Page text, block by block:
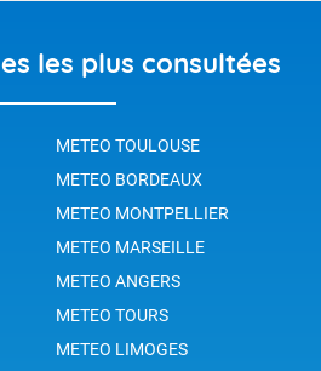
les plus consultées
METEO TOULOUSE
METEO BORDEAUX
METEO MONTPELLIER
METEO MARSEILLE
METEO ANGERS
METEO TOURS
METEO LIMOGES